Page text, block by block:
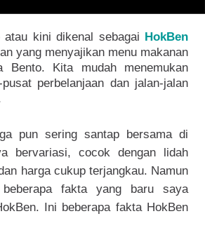
atau kini dikenal sebagai HokBen
yang menyajikan menu makanan
Bento. Kita mudah menemukan
perbelanjaan dan jalan-jalan
pun sering santap bersama di
bervariasi, cocok dengan lidah
harga cukup terjangkau. Namun
fakta yang baru saya
Ini beberapa fakta HokBen